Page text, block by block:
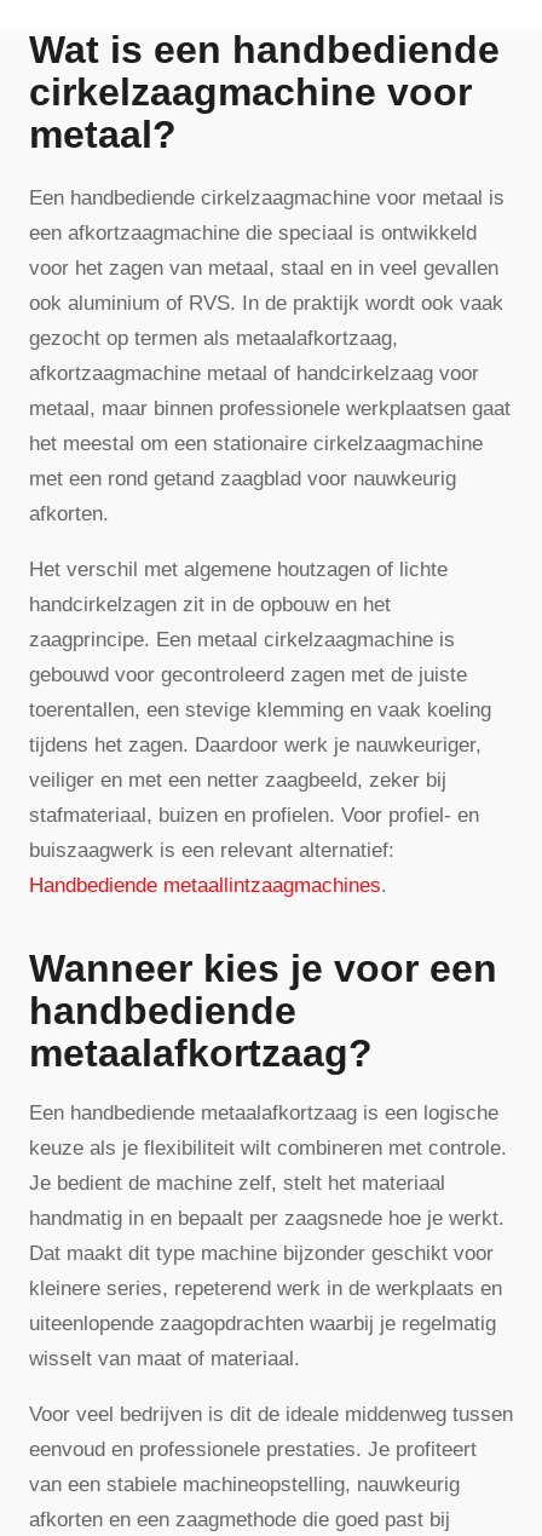
Wat is een handbediende
cirkelzaagmachine voor
metaal?
Een handbediende cirkelzaagmachine voor metaal is
een afkortzaagmachine die speciaal is ontwikkeld
voor het zagen van metaal, staal en in veel gevallen
ook aluminium of RVS. In de praktijk wordt ook vaak
gezocht op termen als metaalafkortzaag,
afkortzaagmachine metaal of handcirkelzaag voor
metaal, maar binnen professionele werkplaatsen gaat
het meestal om een stationaire cirkelzaagmachine
met een rond getand zaagblad voor nauwkeurig
afkorten.
Het verschil met algemene houtzagen of lichte
handcirkelzagen zit in de opbouw en het
zaagprincipe. Een metaal cirkelzaagmachine is
gebouwd voor gecontroleerd zagen met de juiste
toerentallen, een stevige klemming en vaak koeling
tijdens het zagen. Daardoor werk je nauwkeuriger,
veiliger en met een netter zaagbeeld, zeker bij
stafmateriaal, buizen en profielen. Voor profiel- en
buiszaagwerk is een relevant alternatief:
Handbediende metaallintzaagmachines.
Wanneer kies je voor een
handbediende
metaalafkortzaag?
Een handbediende metaalafkortzaag is een logische
keuze als je flexibiliteit wilt combineren met controle.
Je bedient de machine zelf, stelt het materiaal
handmatig in en bepaalt per zaagsnede hoe je werkt.
Dat maakt dit type machine bijzonder geschikt voor
kleinere series, repeterend werk in de werkplaats en
uiteenlopende zaagopdrachten waarbij je regelmatig
wisselt van maat of materiaal.
Voor veel bedrijven is dit de ideale middenweg tussen
eenvoud en professionele prestaties. Je profiteert
van een stabiele machineopstelling, nauwkeurig
afkorten en een zaagmethode die goed past bij